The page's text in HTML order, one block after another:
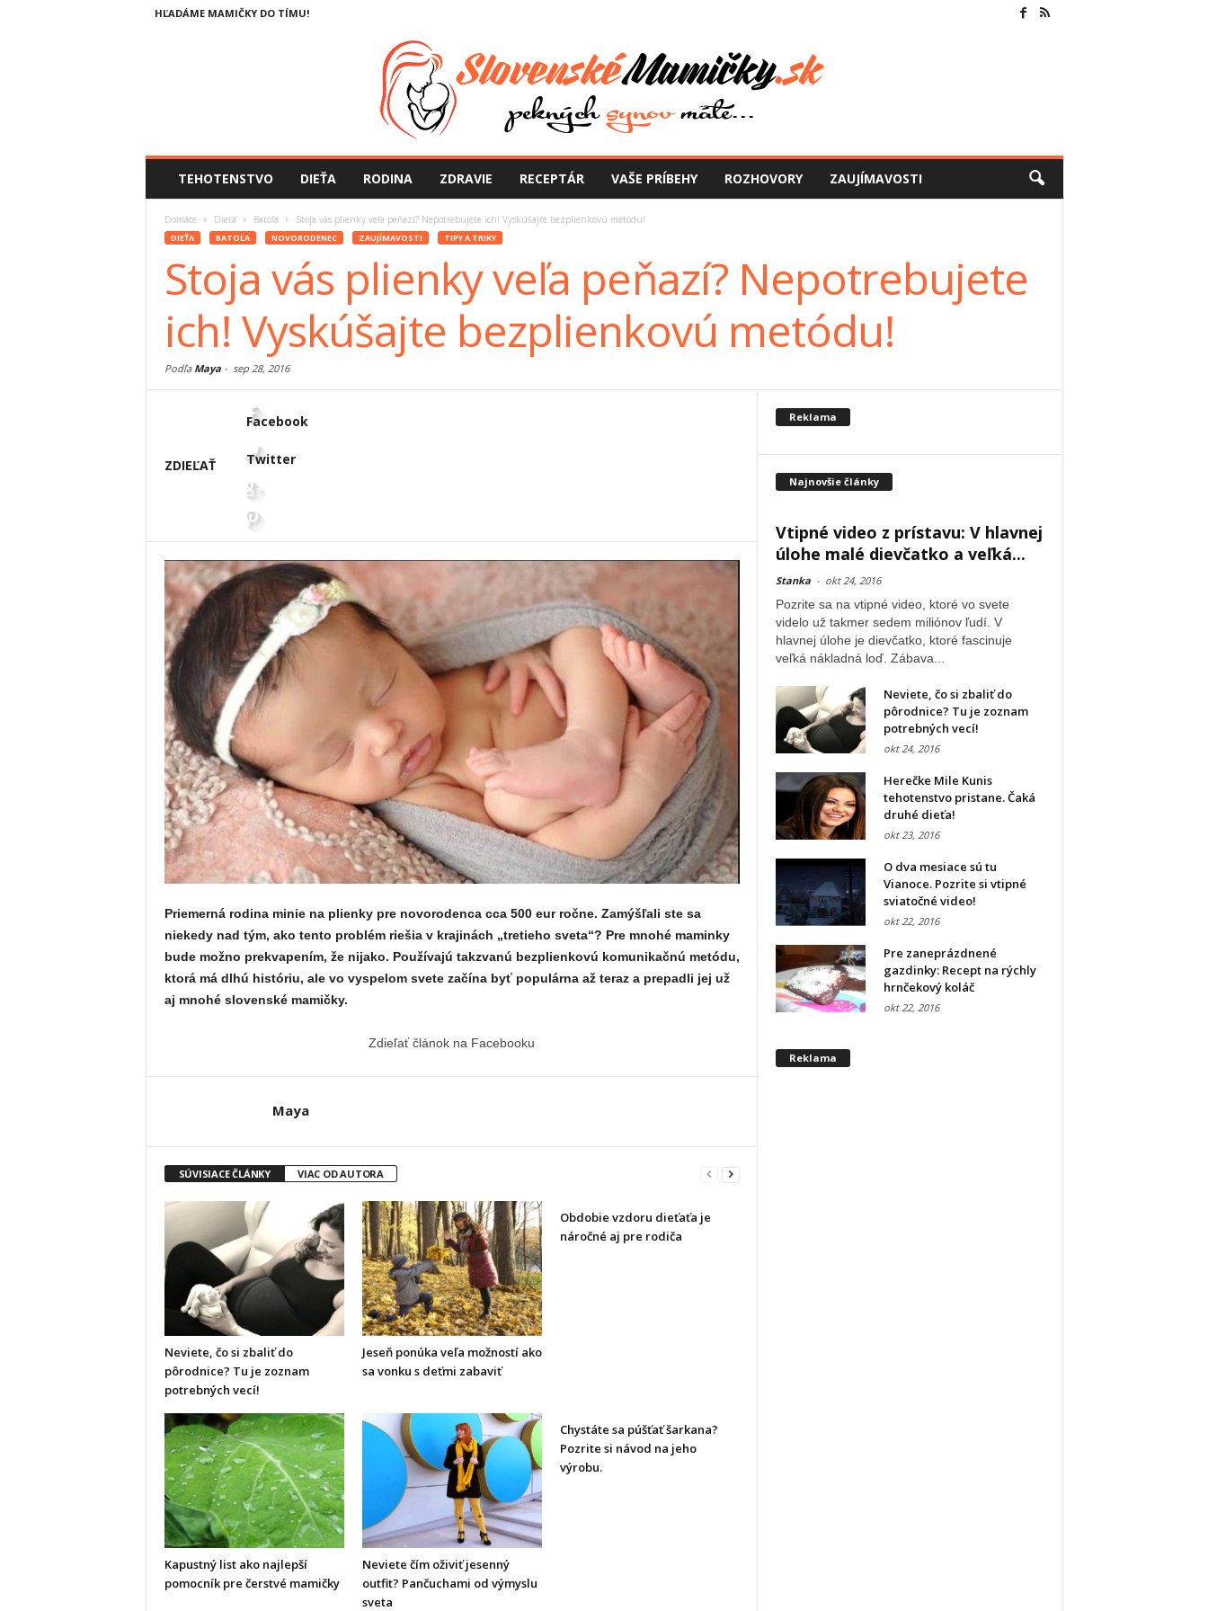
HĽADÁME MAMIČKY DO TÍMU!
TEHOTENSTVO DIEŤA RODINA ZDRAVIE RECEPTÁR VAŠE PRÍBEHY ROZHOVORY ZAUJÍMAVOSTI
Domáce Dieťa Batoľa Stoja vás plienky veľa peňazí? Nepotrebujete ich! Vyskúšajte bezplienkovú metódu!
DIEŤA BATOĽA NOVORODENEC ZAUJÍMAVOSTI TIPY A TRIKY
Stoja vás plienky veľa peňazí? Nepotrebujete
ich! Vyskúšajte bezplienkovú metódu!
Podľa Maya- sep 28, 2016
ZDIEĽAŤ
Facebook
Twitter
Priemerná rodina minie na plienky pre novorodenca cca 500 eur ročne. Zamýšľali ste sa
niekedy nad tým, ako tento problém riešia v krajinách „tretieho sveta“? Pre mnohé maminky
bude možno prekvapením, že nijako. Používajú takzvanú bezplienkovú komunikačnú metódu,
ktorá má dlhú históriu, ale vo vyspelom svete začína byť populárna až teraz a prepadli jej už
aj mnohé slovenské mamičky.
Zdieľať článok na Facebooku
Maya
SÚVISIACE ČLÁNKY VIAC OD AUTORA
Neviete, čo si zbaliť do
pôrodnice? Tu je zoznam
potrebných vecí!
Jeseň ponúka veľa možností ako
sa vonku s deťmi zabaviť
Obdobie vzdoru dieťaťa je
náročné aj pre rodiča
Kapustný list ako najlepší
pomocník pre čerstvé mamičky
Neviete čím oživiť jesenný
outfit? Pančuchami od výmyslu
sveta
Chystáte sa púšťať šarkana?
Pozrite si návod na jeho
výrobu.
Reklama
Najnovšie články
Vtipné video z prístavu: V hlavnej
úlohe malé dievčatko a veľká...
Stanka - okt 24, 2016
Pozrite sa na vtipné video, ktoré vo svete
videlo už takmer sedem miliónov ľudí. V
hlavnej úlohe je dievčatko, ktoré fascinuje
veľká nákladná loď. Zábava...
Neviete, čo si zbaliť do
pôrodnice? Tu je zoznam
potrebných vecí!
okt 24, 2016
Herečke Mile Kunis
tehotenstvo pristane. Čaká
druhé dieťa!
okt 23, 2016
O dva mesiace sú tu
Vianoce. Pozrite si vtipné
sviatočné video!
okt 22, 2016
Pre zaneprázdnené
gazdinky: Recept na rýchly
hrnčekový koláč
okt 22, 2016
Reklama